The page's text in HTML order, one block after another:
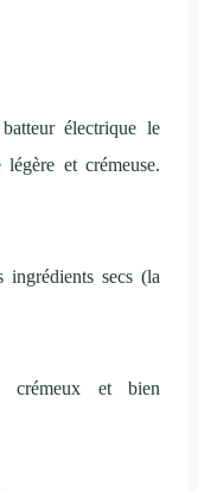
électrique le
et crémeuse.
ingrédients secs (la
crémeux et bien